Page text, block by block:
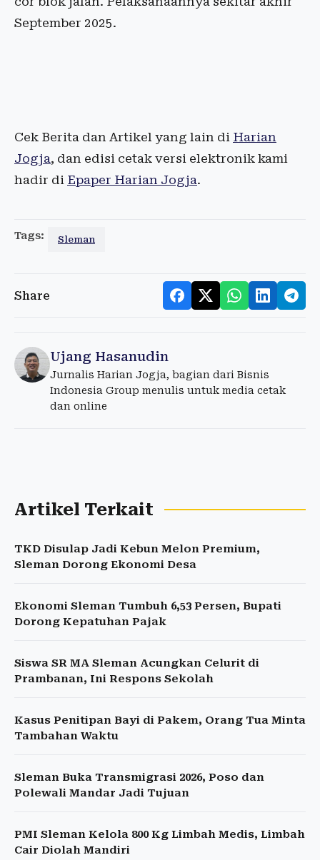
September 2025.
Cek Berita dan Artikel yang lain di Harian
Jogja, dan edisi cetak versi elektronik kami
hadir di Epaper Harian Jogja.
Tags: Sleman
Share
Ujang Hasanudin
Jurnalis Harian Jogja, bagian dari Bisnis
Indonesia Group menulis untuk media cetak
dan online
Artikel Terkait
TKD Disulap Jadi Kebun Melon Premium,
Sleman Dorong Ekonomi Desa
Ekonomi Sleman Tumbuh 6,53 Persen, Bupati
Dorong Kepatuhan Pajak
Siswa SR MA Sleman Acungkan Celurit di
Prambanan, Ini Respons Sekolah
Kasus Penitipan Bayi di Pakem, Orang Tua Minta
Tambahan Waktu
Sleman Buka Transmigrasi 2026, Poso dan
Polewali Mandar Jadi Tujuan
PMI Sleman Kelola 800 Kg Limbah Medis, Limbah
Cair Diolah Mandiri